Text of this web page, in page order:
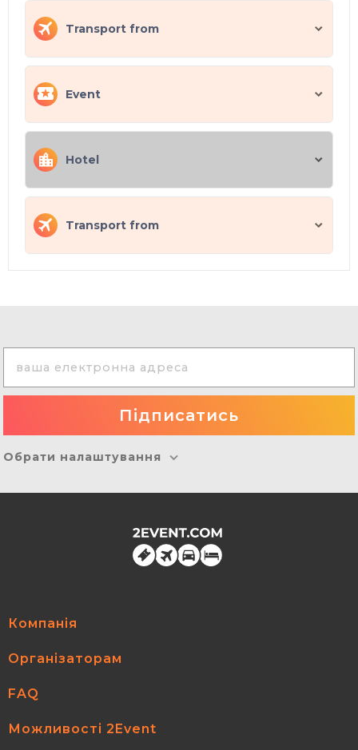
Transport from
Event
Hotel
Transport from
Обрати налаштування
Компанія
Організаторам
FAQ
Можливості 2Event